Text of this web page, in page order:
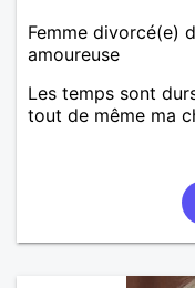
Femme divorcé(e)
amoureuse
Les temps sont
tout de même ma